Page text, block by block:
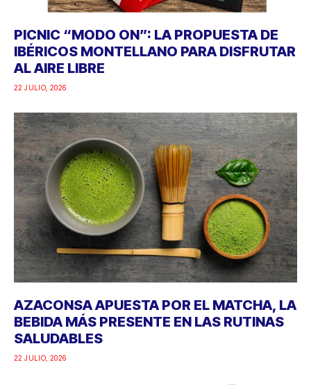
PICNIC “MODO ON”: LA PROPUESTA DE
IBÉRICOS MONTELLANO PARA DISFRUTAR
AL AIRE LIBRE
22 JULIO, 2026
AZACONSA APUESTA POR EL MATCHA, LA
BEBIDA MÁS PRESENTE EN LAS RUTINAS
SALUDABLES
22 JULIO, 2026